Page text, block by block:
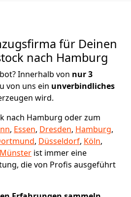
für Deinen
nach Hamburg
Innerhalb von nur 3
von uns ein unverbindliches
wird.
nach Hamburg oder zum
, Essen, Dresden, Hamburg,
, Düsseldorf, Köln,
Münster ist immer eine
die von Profis ausgeführt